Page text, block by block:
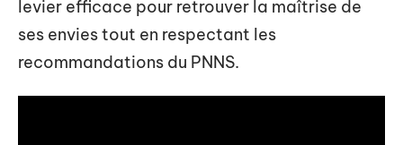
levier efficace pour retrouver la maîtrise de
ses envies tout en respectant les
recommandations du PNNS.